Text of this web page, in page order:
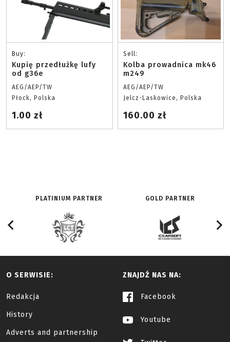
Buy:
Kupię przedłużkę lufy
od g36e
AEG/AEP/TW
Płock, Polska
1.00 zł
Sell:
Kolba prowadnica mk46
m249
AEG/AEP/TW
Jelcz-Laskowice, Polska
160.00 zł
PLATINIUM PARTNER GOLD PARTNER
O SERWISIE:
Redakcja
History
Adverts and partnership
ZNAJDŹ NAS NA:
Facebook
Youtube